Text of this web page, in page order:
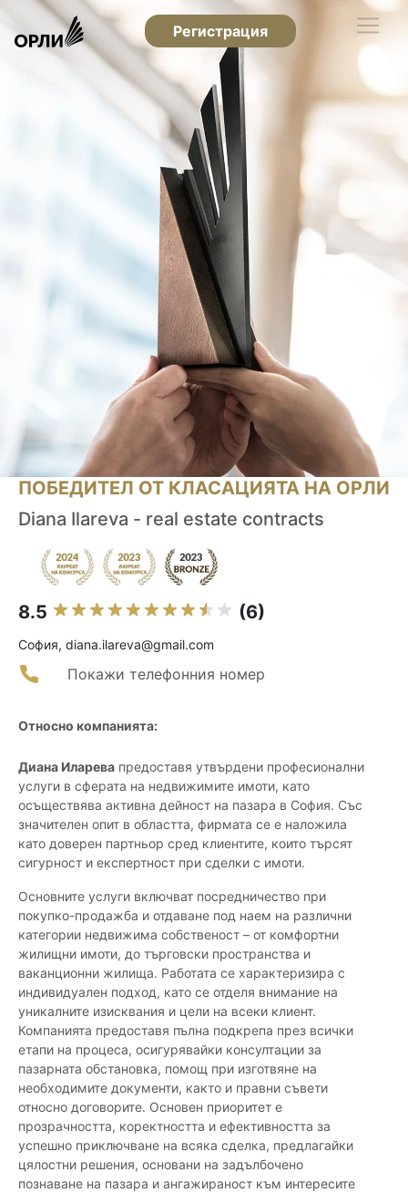
Регистрация
ПОБЕДИТЕЛ ОТ КЛАСАЦИЯТА НА ОРЛИ
Diana Ilareva - real estate contracts
8.5 (6)
София, diana.ilareva@gmail.com
Покажи телефонния номер
Относно компанията:
Диана Иларева предоставя утвърдени професионални
услуги в сферата на недвижимите имоти, като
осъществява активна дейност на пазара в София. Със
значителен опит в областта, фирмата се е наложила
като доверен партньор сред клиентите, които търсят
сигурност и експертност при сделки с имоти.
Основните услуги включват посредничество при
покупко-продажба и отдаване под наем на различни
категории недвижима собственост – от комфортни
жилищни имоти, до търговски пространства и
ваканционни жилища. Работата се характеризира с
индивидуален подход, като се отделя внимание на
уникалните изисквания и цели на всеки клиент.
Компанията предоставя пълна подкрепа през всички
етапи на процеса, осигурявайки консултации за
пазарната обстановка, помощ при изготвяне на
необходимите документи, както и правни съвети
относно договорите. Основен приоритет е
прозрачността, коректността и ефективността за
успешно приключване на всяка сделка, предлагайки
цялостни решения, основани на задълбочено
познаване на пазара и ангажираност към интересите